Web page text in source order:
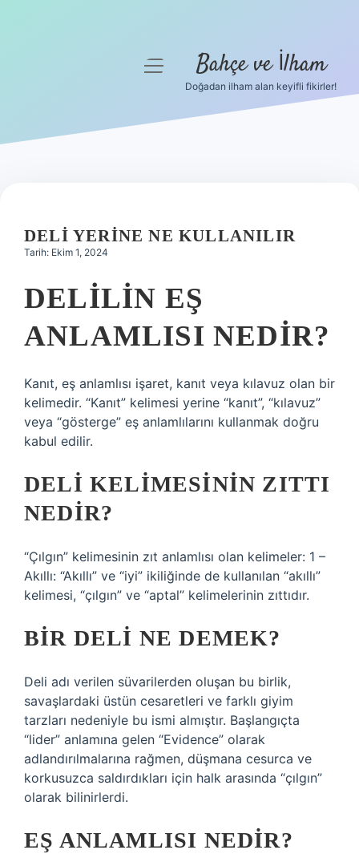
Hakkımızda
menüyü
Bahçe ve İlham
Doğadan ilham alan keyifli fikirler!
DELI YERINE NE KULLANILIR
Tarih: Ekim 1, 2024
DELILIN EŞ
ANLAMLISI NEDIR?
Kanıt, eş anlamlısı işaret, kanıt veya kılavuz olan bir
kelimedir. “Kanıt” kelimesi yerine “kanıt”, “kılavuz”
veya “gösterge” eş anlamlılarını kullanmak doğru
kabul edilir.
DELI KELIMESININ ZITTI
NEDIR?
“Çılgın” kelimesinin zıt anlamlısı olan kelimeler: 1 –
Akıllı: “Akıllı” ve “iyi” ikiliğinde de kullanılan “akıllı”
kelimesi, “çılgın” ve “aptal” kelimelerinin zıttıdır.
BIR DELI NE DEMEK?
Deli adı verilen süvarilerden oluşan bu birlik,
savaşlardaki üstün cesaretleri ve farklı giyim
tarzları nedeniyle bu ismi almıştır. Başlangıçta
“lider” anlamına gelen “Evidence” olarak
adlandırılmalarına rağmen, düşmana cesurca ve
korkusuzca saldırdıkları için halk arasında “çılgın”
olarak bilinirlerdi.
EŞ ANLAMLISI NEDIR?